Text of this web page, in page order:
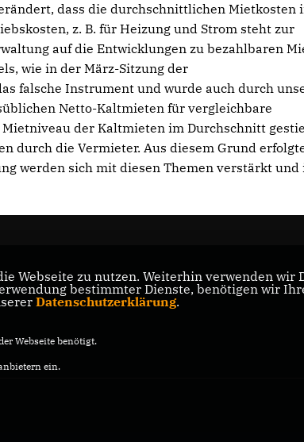
dass die durchschnittlichen Mietkosten
z. B. für Heizung und Strom steht zur
auf die Entwicklungen zu bezahlbaren
wie in der März-Sitzung der
falsche Instrument und wurde auch durch
Netto-Kaltmieten für vergleichbare
der Kaltmieten im Durchschnitt
durch die Vermieter. Aus diesem Grund
werden sich mit diesen Themen verstärkt und
Webseite zu nutzen. Weiterhin verwenden
bestimmter Dienste, benötigen wir
Datenschutzerklärung.
Webseite benötigt.
ein.